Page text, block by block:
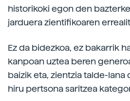
historikoki egon den
jarduera zientifikoaren
Ez da bidezkoa, ez bakarrik
kanpoan uztea beren
baizik eta, zientzia talde-lana
hiru pertsona saritzea